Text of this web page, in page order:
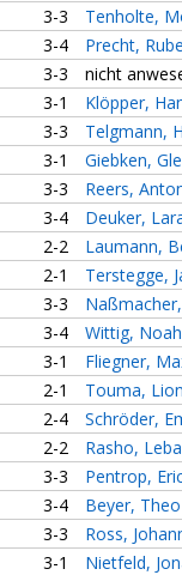
3-3
Tenholte,
3-4
Precht,
3-3
nicht
3-1
Klöpper,
3-3
Telgmann,
3-1
Giebken,
3-3
Reers,
3-4
Deuker,
2-2
Laumann,
2-1
Terstegge,
3-3
3-4
Wittig,
3-1
Fliegner,
2-1
Touma,
2-4
Schröder,
2-2
Rasho,
3-3
Pentrop,
3-4
Beyer,
3-3
Ross,
3-1
Nietfeld,